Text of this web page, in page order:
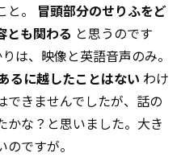
。 冒頭部分のせりふをど
とも関わる と思うのです
は、映像と英語音声のみ。
るに越したことはない わけ
できませんでしたが、話の
かな？と思いました。大き
ですが。